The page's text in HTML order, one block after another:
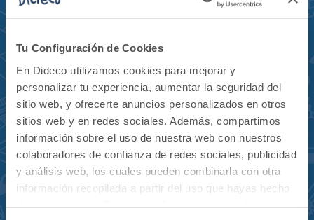
Tu Configuración de Cookies
En Dideco utilizamos cookies para mejorar y
personalizar tu experiencia, aumentar la seguridad del
sitio web, y ofrecerte anuncios personalizados en otros
sitios web y en redes sociales. Además, compartimos
información sobre el uso de nuestra web con nuestros
colaboradores de confianza de redes sociales, publicidad
y análisis web, los cuales pueden combinarla con otra
información recopilada a partir del uso que hayas hecho